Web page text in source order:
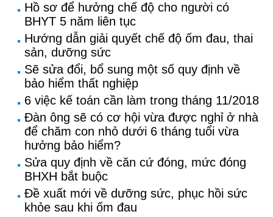
Hồ sơ để hưởng chế độ cho người có
BHYT 5 năm liên tục
Hướng dẫn giải quyết chế độ ốm đau, thai
sản, dưỡng sức
Sẽ sửa đổi, bổ sung một số quy định về
bảo hiểm thất nghiệp
6 việc kế toán cần làm trong tháng 11/2018
Đàn ông sẽ có cơ hội vừa được nghỉ ở nhà
để chăm con nhỏ dưới 6 tháng tuổi vừa
hưởng bảo hiểm?
Sửa quy định về căn cứ đóng, mức đóng
BHXH bắt buộc
Đề xuất mới về dưỡng sức, phục hồi sức
khỏe sau khi ốm đau